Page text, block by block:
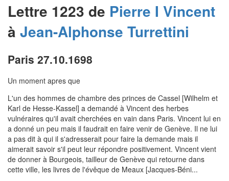
Lettre 1223 de Pierre I Vincent
à Jean-Alphonse Turrettini
Paris 27.10.1698
Un moment apres que
L'un des hommes de chambre des princes de Cassel [Wilhelm et
Karl de Hesse-Kassel] a demandé à Vincent des herbes
vulnéraires qu'il avait cherchées en vain dans Paris. Vincent lui en
a donné un peu mais il faudrait en faire venir de Genève. Il ne lui
a pas dit à qui il s'adresserait pour faire la demande mais il
aimerait savoir s'il peut leur répondre positivement. Vincent vient
de donner à Bourgeois, tailleur de Genève qui retourne dans
cette ville, les livres de l'évêque de Meaux [Jacques-Béni...